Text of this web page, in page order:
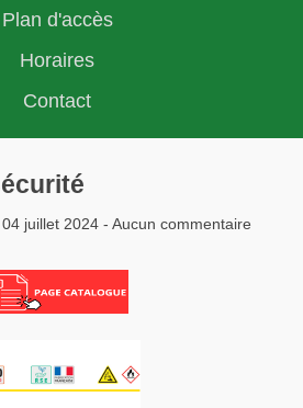
Plan d'accès
Horaires
Contact
juillet 2024 - Aucun commentaire